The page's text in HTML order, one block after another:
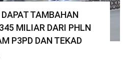
DAPAT TAMBAHAN
MILIAR DARI PHLN
P3PD DAN TEKAD